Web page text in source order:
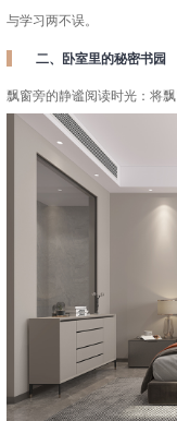
与学习两不误。
二、卧室里的秘密书园
飘窗旁的静谧阅读时光：将